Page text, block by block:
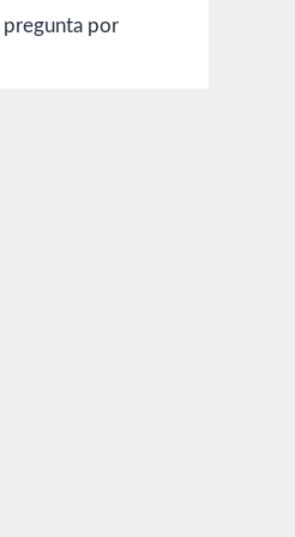
pregunta por